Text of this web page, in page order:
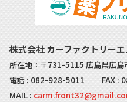
株式会社 カーファクトリー
所在地：〒731-5115 広島県広
電話 : 082-928-5011 FAX :
MAIL :